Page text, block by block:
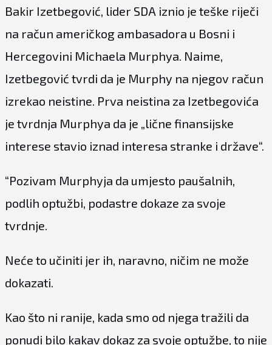
Bakir Izetbegović, lider SDA iznio je teške riječi
na račun američkog ambasadora u Bosni i
Hercegovini Michaela Murphya. Naime,
Izetbegović tvrdi da je Murphy na njegov račun
izrekao neistine. Prva neistina za Izetbegovića
je tvrdnja Murphya da je „lične finansijske
interese stavio iznad interesa stranke i države“.
“Pozivam Murphyja da umjesto paušalnih,
podlih optužbi, podastre dokaze za svoje
tvrdnje.
Neće to učiniti jer ih, naravno, ničim ne može
dokazati.
Kao što ni ranije, kada smo od njega tražili da
ponudi bilo kakav dokaz za svoje optužbe, to nije